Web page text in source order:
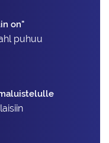
on"
puhuu